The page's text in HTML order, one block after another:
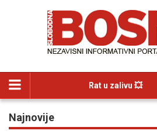
Rat u zalivu 💥
Najnovije